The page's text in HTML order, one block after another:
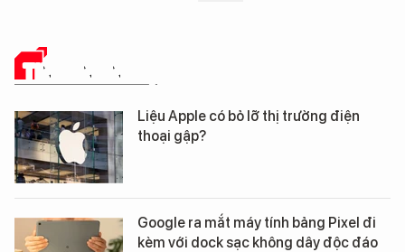
TIN CÔNG NGHỆ
Liệu Apple có bỏ lỡ thị trường điện
thoại gập?
Google ra mắt máy tính bảng Pixel đi
kèm với dock sạc không dây độc đáo